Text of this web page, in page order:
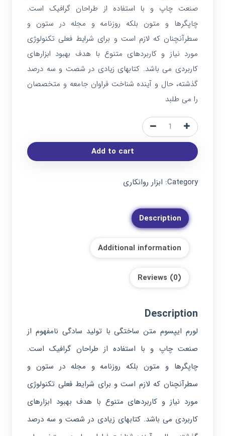
صنعت چاپ و با استفاده از طراحان گرافیک است.
چاپگرها و متون بلکه روزنامه و مجله در ستون و
سطرآنچنان که لازم است و برای شرایط فعلی تکنولوژی
مورد نیاز و کاربردهای متنوع با هدف بهبود ابزارهای
کاربردی می باشد. کتابهای زیادی در شصت و سه درصد
گذشته، حال و آینده شناخت فراوان جامعه و متخصصان
را می طلبد
روغن
دان
Tools
ظرفیت
350
سی
quantity
Add to cart
Category: ابزار روانکاری
Description
Additional information
Reviews (0)
Description
لورم ایپسوم متن ساختگی با تولید سادگی نامفهوم از
صنعت چاپ و با استفاده از طراحان گرافیک است.
چاپگرها و متون بلکه روزنامه و مجله در ستون و
سطرآنچنان که لازم است و برای شرایط فعلی تکنولوژی
مورد نیاز و کاربردهای متنوع با هدف بهبود ابزارهای
کاربردی می باشد. کتابهای زیادی در شصت و سه درصد